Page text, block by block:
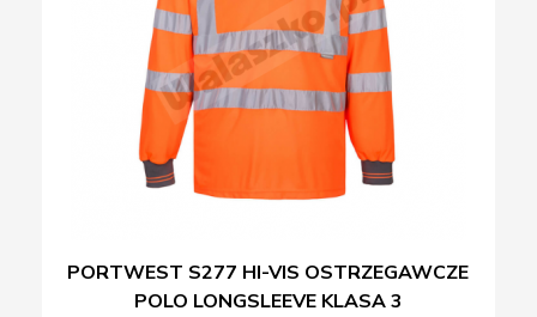
PORTWEST S277 HI-VIS OSTRZEGAWCZE
POLO LONGSLEEVE KLASA 3